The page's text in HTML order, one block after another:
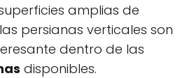
amplias de
persianas verticales son
dentro de las
disponibles.